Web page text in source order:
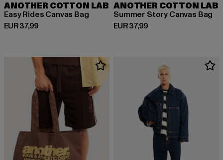
ANOTHER COTTON LAB
Easy Rides Canvas Bag
EUR 37,99
Huidige prijs: EUR 37,99
ANOTHER COTTON LAB
Summer Story Canvas Bag
EUR 37,99
Huidige prijs: EUR 37,99